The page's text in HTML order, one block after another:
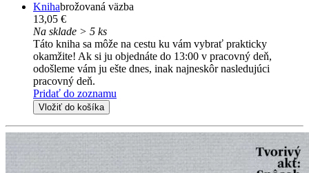
Knihabrožovaná väzba
13,05 €
Na sklade > 5 ks
Táto kniha sa môže na cestu ku vám vybrať prakticky
okamžite! Ak si ju objednáte do 13:00 v pracovný deň,
odošleme vám ju ešte dnes, inak najneskôr nasledujúci
pracovný deň.
Pridať do zoznamu
Vložiť do košíka